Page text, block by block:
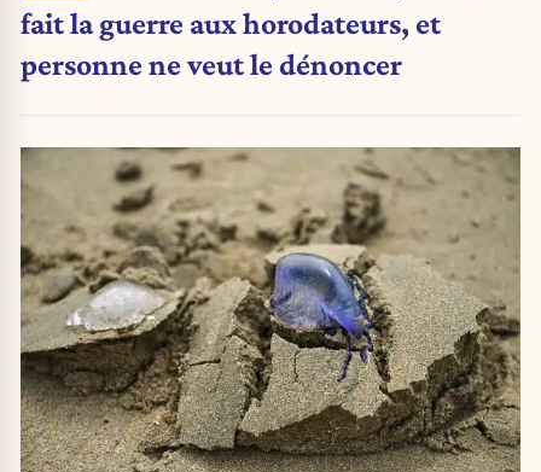
fait la guerre aux horodateurs, et
personne ne veut le dénoncer